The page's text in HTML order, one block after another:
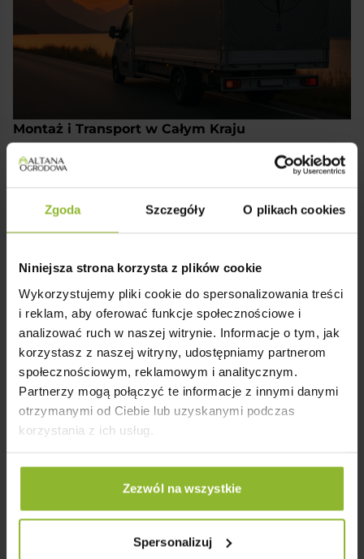
Zgoda Szczegóły O plikach cookies
Niniejsza strona korzysta z plików cookie
Wykorzystujemy pliki cookie do spersonalizowania treści
i reklam, aby oferować funkcje społecznościowe i
analizować ruch w naszej witrynie. Informacje o tym, jak
korzystasz z naszej witryny, udostępniamy partnerom
społecznościowym, reklamowym i analitycznym.
Partnerzy mogą połączyć te informacje z innymi danymi
otrzymanymi od Ciebie lub uzyskanymi podczas
korzystania z ich usług.
Zezwól na wszystkie
Spersonalizuj
Montaż i Transport w Całym Kraju
✔️ Domek dostarczamy i montujemy w każdym
zakątku kraju.
fachowy montaż – bez stresu i kombinowania.
✔️ Komfortowy domek dla Ciebie lub gości –
całoroczny, letniskowy, rodzinny.
✔️ Doskonały do wypoczynku z rodziną albo jako